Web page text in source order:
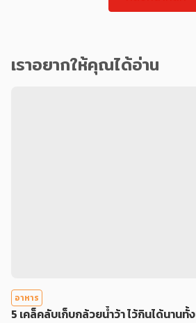
เราอยากให้คุณได้อ่าน
อาหาร
5 เคล็คลับเก็บกล้วยน้ำว้า ไว้กินได้นานทั้